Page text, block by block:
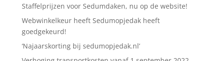
Staffelprijzen voor Sedumdaken, nu op de website!
Webwinkelkeur heeft Sedumopjedak heeft
goedgekeurd!
‘Najaarskorting bij sedumopjedak.nl’